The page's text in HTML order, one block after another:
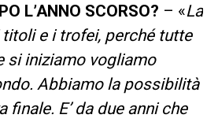
L’ANNO SCORSO? – «La
e i trofei, perché tutte
si iniziamo vogliamo
Abbiamo la possibilità
finale. E’ da due anni che